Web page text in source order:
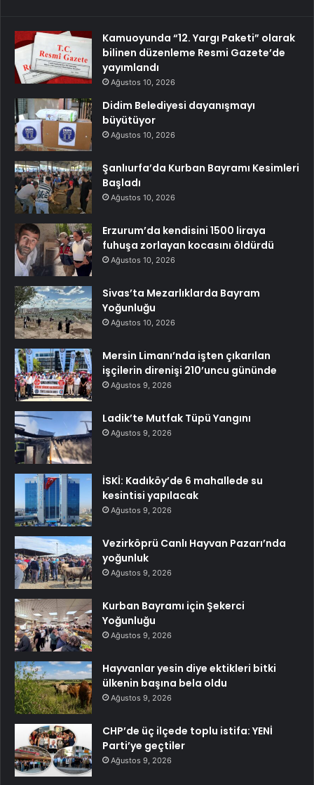
Kamuoyunda “12. Yargı Paketi” olarak
bilinen düzenleme Resmi Gazete’de
yayımlandı
Ağustos 10, 2026
Didim Belediyesi dayanışmayı
büyütüyor
Ağustos 10, 2026
Şanlıurfa’da Kurban Bayramı Kesimleri
Başladı
Ağustos 10, 2026
Erzurum’da kendisini 1500 liraya
fuhuşa zorlayan kocasını öldürdü
Ağustos 10, 2026
Sivas’ta Mezarlıklarda Bayram
Yoğunluğu
Ağustos 10, 2026
Mersin Limanı’nda işten çıkarılan
işçilerin direnişi 210’uncu gününde
Ağustos 9, 2026
Ladik’te Mutfak Tüpü Yangını
Ağustos 9, 2026
İSKİ: Kadıköy’de 6 mahallede su
kesintisi yapılacak
Ağustos 9, 2026
Vezirköprü Canlı Hayvan Pazarı’nda
yoğunluk
Ağustos 9, 2026
Kurban Bayramı için Şekerci
Yoğunluğu
Ağustos 9, 2026
Hayvanlar yesin diye ektikleri bitki
ülkenin başına bela oldu
Ağustos 9, 2026
CHP’de üç ilçede toplu istifa: YENİ
Parti’ye geçtiler
Ağustos 9, 2026